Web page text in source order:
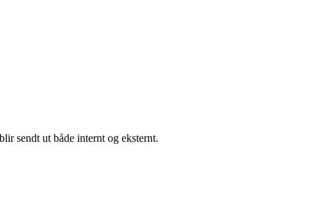
sendt ut både internt og eksternt.